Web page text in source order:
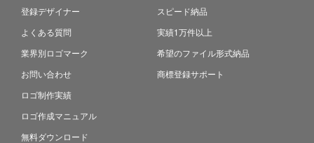
登録デザイナー
よくある質問
業界別ロゴマーク
お問い合わせ
ロゴ制作実績
ロゴ作成マニュアル
無料ダウンロード
スピード納品
実績1万件以上
希望のファイル形式納品
商標登録サポート